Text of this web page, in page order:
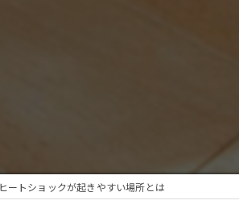
ヒートショックが起きやすい場所とは